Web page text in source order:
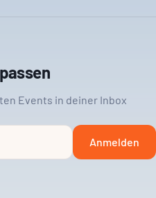
Events in deiner Inbox
Anmelden